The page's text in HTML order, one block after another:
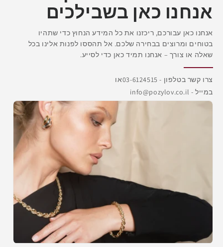
אנחנו כאן בשבילכים
אנחנו כאן עבורכם, ריכזנו את כל המידע הנחוץ כדי שתהיו
בטוחים ומרוצים בבחירה שלכם. אל תהססו לפנות אלינו בכל
שאלה או צורך – אנחנו תמיד כאן כדי לסייע.
צרו קשר בטלפון - 03-6124515 או
במייל - info@pozylov.co.il